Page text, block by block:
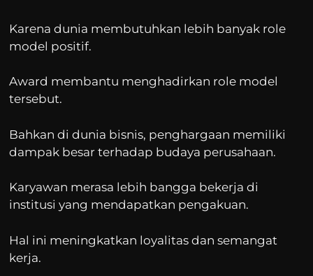
Karena dunia membutuhkan lebih banyak role
model positif.
Award membantu menghadirkan role model
tersebut.
Bahkan di dunia bisnis, penghargaan memiliki
dampak besar terhadap budaya perusahaan.
Karyawan merasa lebih bangga bekerja di
institusi yang mendapatkan pengakuan.
Hal ini meningkatkan loyalitas dan semangat
kerja.